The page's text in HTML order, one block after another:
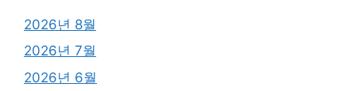
2026년 8월
2026년 7월
2026년 6월